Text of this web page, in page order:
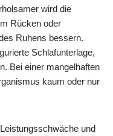
wird die
Rücken oder
Ruhens bessern.
Schlafunterlage,
Bei einer mangelhaften
kaum oder nur
und